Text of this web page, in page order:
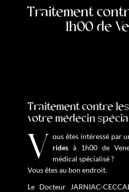
Traitement
1h00 de
Traitement contre
votre médecin
Vous êtes intéressé par
ridesà 1h00 de
médical spécialisé ?
Vous êtes au bon endroit.
Le Docteur JARNIAC-